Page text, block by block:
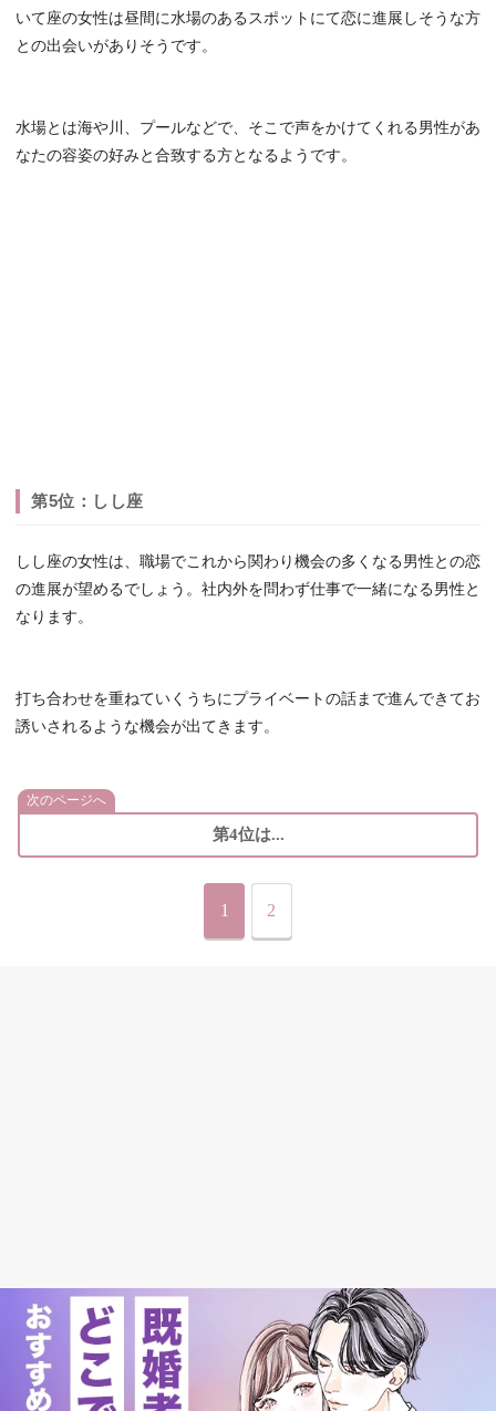
いて座の女性は昼間に水場のあるスポットにて恋に進展しそうな方
との出会いがありそうです。
水場とは海や川、プールなどで、そこで声をかけてくれる男性があ
なたの容姿の好みと合致する方となるようです。
第5位：しし座
しし座の女性は、職場でこれから関わり機会の多くなる男性との恋
の進展が望めるでしょう。社内外を問わず仕事で一緒になる男性と
なります。
打ち合わせを重ねていくうちにプライベートの話まで進んできてお
誘いされるような機会が出てきます。
次のページへ
第4位は...
1 2